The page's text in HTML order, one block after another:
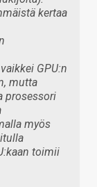
kertaa
GPU:n
mutta
prosessori
myös
toimii